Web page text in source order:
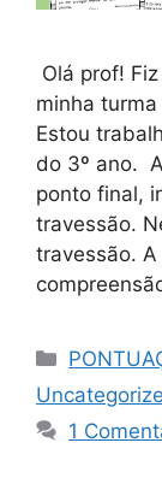
Olá prof!
minha
Estou
do 3º ano.
ponto final,
travessão.
travessão.
1